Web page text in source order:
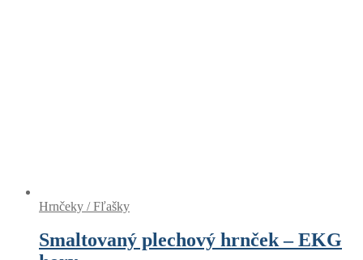
Hrnčeky / Fľašky
Smaltovaný plechový hrnček – EKG